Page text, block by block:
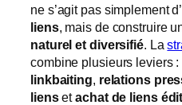
ne s’agit pas simplement
liens, mais de construire
naturel et diversifié. La
combine plusieurs leviers :
linkbaiting, relations
liensetachat de liens